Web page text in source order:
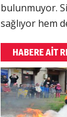
bulunmuyor.
sağlıyor hem
HABERE AİT